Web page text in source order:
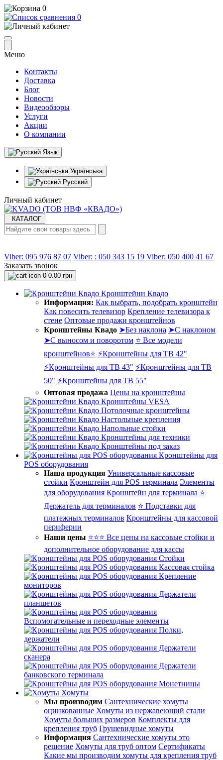
0
0
Меню
Контакты
Доставка
Блог
Новости
Видеообзоры
Услуги
Акции
О компании
Язык
Українська
Русский
Личный кабинет
КАТАЛОГ
Viber: 095 976 87 07 Viber: : 050 343 15 19‬ Viber: 050 400 41 67
Заказать звонок
0 0.00 грн
Кронштейни Квадо
Информация: Как выбрать, подобрать кронштейн
Как повесить телевизор Крепление телевизора к
стене Оптовые продажи кронштейнов
Кронштейны Квадо ➤Без наклона ➤С наклоном
➤С выносом и поворотом ⭐ Все модели
кронштейнов⭐ ⚡Кронштейны для ТВ 42"
⚡Кронштейны для ТВ 43" ⚡Кронштейны для ТВ
50" ⚡Кронштейны для ТВ 55"
Оптовая продажа Цены на кронштейны
Кронштейны VESA
Потолочные кронштейны
Настольные крепления
Напольные стойки
Кронштейны для техники
Кронштейны под заказ
Кронштейны для
POS оборудования
Наша продукция Универсальные кассовые
стойки Кронштейн для POS терминала Элементы
для оборудования Кронштейн для терминала ⭐
Держатель для терминалов ⭐ Подставки для
платежных терминалов Кронштейны для кассовой
периферии
Наши цены ⭐⭐⭐ Все цены на кассовые стойки и
дополнительное оборудование для кассы
Стойки
Кассовая стойка
Крепление
мониторов
Держатели
планшетов
Вспомогательные и переходные элементы
Полки,
держатели
Держатели
сканера
Держатели
банковского терминала
Монетницы
Хомуты
Мы производим Сантехнические хомуты
оцинкованные Хомуты из нержавеющий стали
Хомуты больших размеров Комплекты для
крепления труб Грушевидные хомуты
Информация Сантехнические хомуты это
решение Хомуты для труб оптом Сертификаты
Какие мы производим хомуты для крепления труб